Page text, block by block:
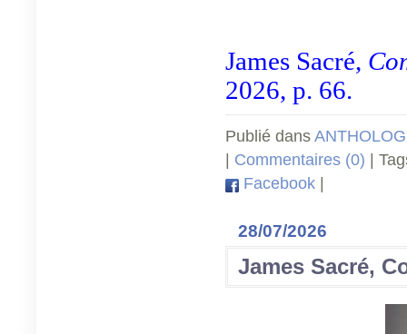
James Sacré,
2026, p. 66.
Publié dans
| Commentaires (0) |
Facebook |
28/07/2026
James Sacré,